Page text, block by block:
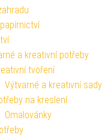
a kreativní potřeby
tvoření
Výtvarné a kreativní sady
na kreslení
Omalovánky